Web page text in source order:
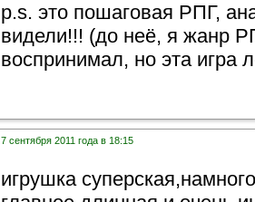
p.s. это пошаговая РПГ,
видели!!! (до неё, я жанр
воспринимал, но эта игра
7 сентября 2011 года в 18:15
игрушка